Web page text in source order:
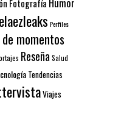
Fotografía
Perfiles
momentos
ReseñaSalud
Tendencias
Viajes